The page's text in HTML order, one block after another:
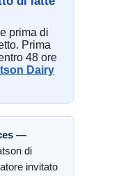
prima di
Prima
48 ore
Dairy
—
di
invitato